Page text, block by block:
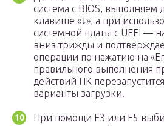
система с BIOS, выполняем
клавише «↓», а при
системной платы с UEFI —
вниз трижды и
операции по нажатию на
правильного выполнения
действий ПК
варианты загрузки.
При помощи F3 или F5